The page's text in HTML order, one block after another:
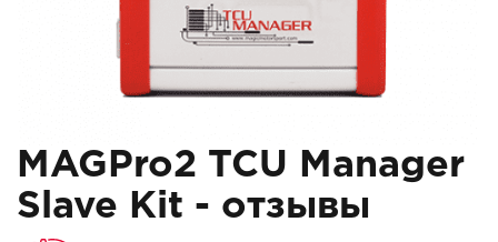
MAGPro2 TCU Manager
Slave Kit - отзывы